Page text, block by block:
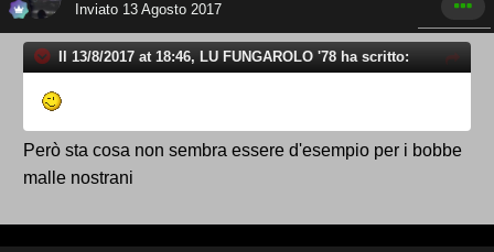
Inviato 13 Agosto 2017
Il 13/8/2017 at 18:46, LU FUNGAROLO '78 ha scritto:
Però sta cosa non sembra essere d'esempio per i bobbe
malle nostrani